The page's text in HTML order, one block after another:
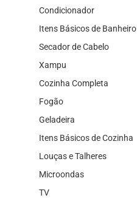
Condicionador
Itens Básicos de Banheiro
Secador de Cabelo
Xampu
Cozinha Completa
Fogão
Geladeira
Itens Básicos de Cozinha
Louças e Talheres
Microondas
TV